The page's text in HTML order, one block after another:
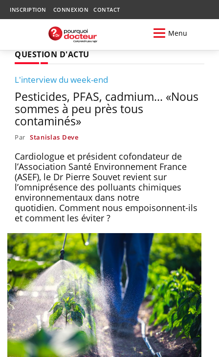
INSCRIPTION CONNEXION CONTACT
Menu
QUESTION D'ACTU
L'interview du week-end
Pesticides, PFAS, cadmium... «Nous
sommes à peu près tous
contaminés»
Par Stanislas Deve
Cardiologue et président cofondateur de
l’Association Santé Environnement France
(ASEF), le Dr Pierre Souvet revient sur
l’omniprésence des polluants chimiques
environnementaux dans notre
quotidien. Comment nous empoisonnent-ils
et comment les éviter ?